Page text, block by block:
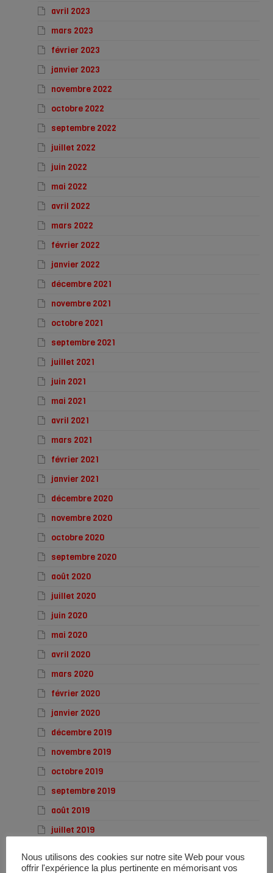
avril 2023
mars 2023
février 2023
janvier 2023
novembre 2022
octobre 2022
septembre 2022
juillet 2022
juin 2022
mai 2022
avril 2022
mars 2022
février 2022
janvier 2022
décembre 2021
novembre 2021
octobre 2021
septembre 2021
juillet 2021
juin 2021
mai 2021
avril 2021
mars 2021
février 2021
janvier 2021
décembre 2020
novembre 2020
octobre 2020
septembre 2020
août 2020
juillet 2020
juin 2020
mai 2020
avril 2020
mars 2020
février 2020
janvier 2020
décembre 2019
novembre 2019
octobre 2019
septembre 2019
août 2019
juillet 2019
mai 2019
Nous utilisons des cookies sur notre site Web pour vous
offrir l'expérience la plus pertinente en mémorisant vos